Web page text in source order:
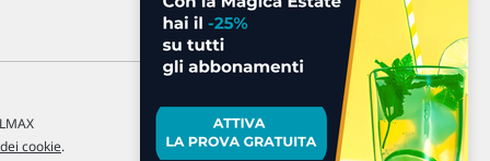
cookie.